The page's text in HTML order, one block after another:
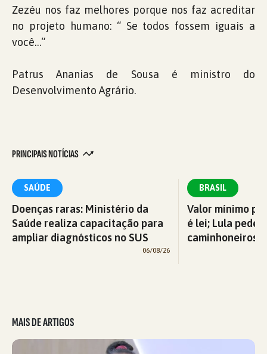
Zezéu nos faz melhores porque nos faz acreditar
no projeto humano: “ Se todos fossem iguais a
você…“
Patrus Ananias de Sousa é ministro do
Desenvolvimento Agrário.
PRINCIPAIS NOTÍCIAS
SAÚDE
Doenças raras: Ministério da
Saúde realiza capacitação para
ampliar diagnósticos no SUS
06/08/26
BRASIL
Valor mínimo
é lei; Lula pede
caminhoneiros
MAIS DE ARTIGOS